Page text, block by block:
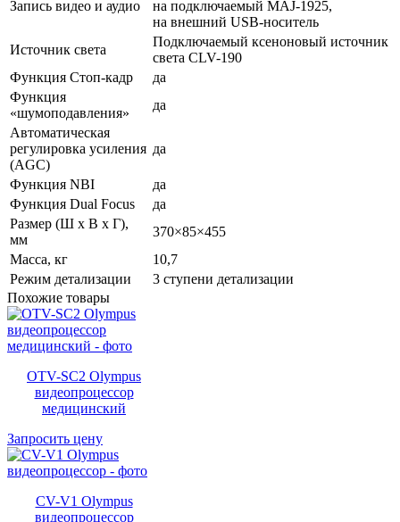
Запись видео и аудио
на подключаемый MAJ-1925,
на внешний USB-носитель
Источник света
Подключаемый ксеноновый источник
света CLV-190
Функция Стоп-кадр
да
Функция
«шумоподавления»
да
Автоматическая
регулировка усиления
(AGC)
да
Функция NBI
да
Функция Dual Focus
да
Размер (Ш х В х Г),
мм
370×85×455
Масса, кг
10,7
Режим детализации
3 ступени детализации
Похожие товары
OTV-SC2 Olympus
видеопроцессор
медицинский
Запросить цену
CV-V1 Olympus
видеопроцессор